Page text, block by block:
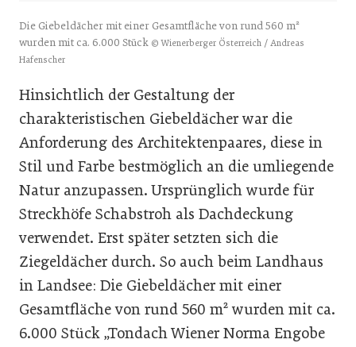
Die Giebeldächer mit einer Gesamtfläche von rund 560 m²
wurden mit ca. 6.000 Stück © Wienerberger Österreich / Andreas
Hafenscher
Hinsichtlich der Gestaltung der
charakteristischen Giebeldächer war die
Anforderung des Architektenpaares, diese in
Stil und Farbe bestmöglich an die umliegende
Natur anzupassen. Ursprünglich wurde für
Streckhöfe Schabstroh als Dachdeckung
verwendet. Erst später setzten sich die
Ziegeldächer durch. So auch beim Landhaus
in Landsee: Die Giebeldächer mit einer
Gesamtfläche von rund 560 m² wurden mit ca.
6.000 Stück „Tondach Wiener Norma Engobe